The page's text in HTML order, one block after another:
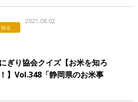
知る
2021.08.02
ぎり協会クイズ【お米を知ろ
】Vol.348「静岡県のお米事